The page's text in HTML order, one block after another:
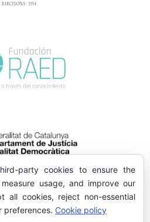
party cookies to ensure the
usage, and improve our
all cookies, reject non-essential
preferences. Cookie policy